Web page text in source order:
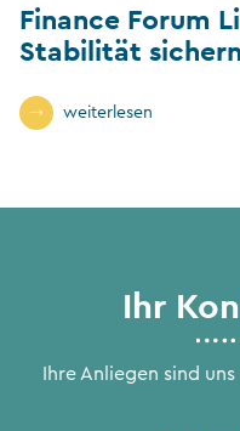
Finance Forum
Stabilität
weiterlesen
Ihr
Ihre Anliegen sind